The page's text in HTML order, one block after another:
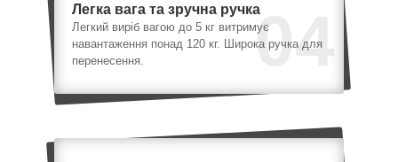
04
Легка вага та зручна ручка
Легкий виріб вагою до 5 кг витримує
навантаження понад 120 кг. Широка ручка для
перенесення.